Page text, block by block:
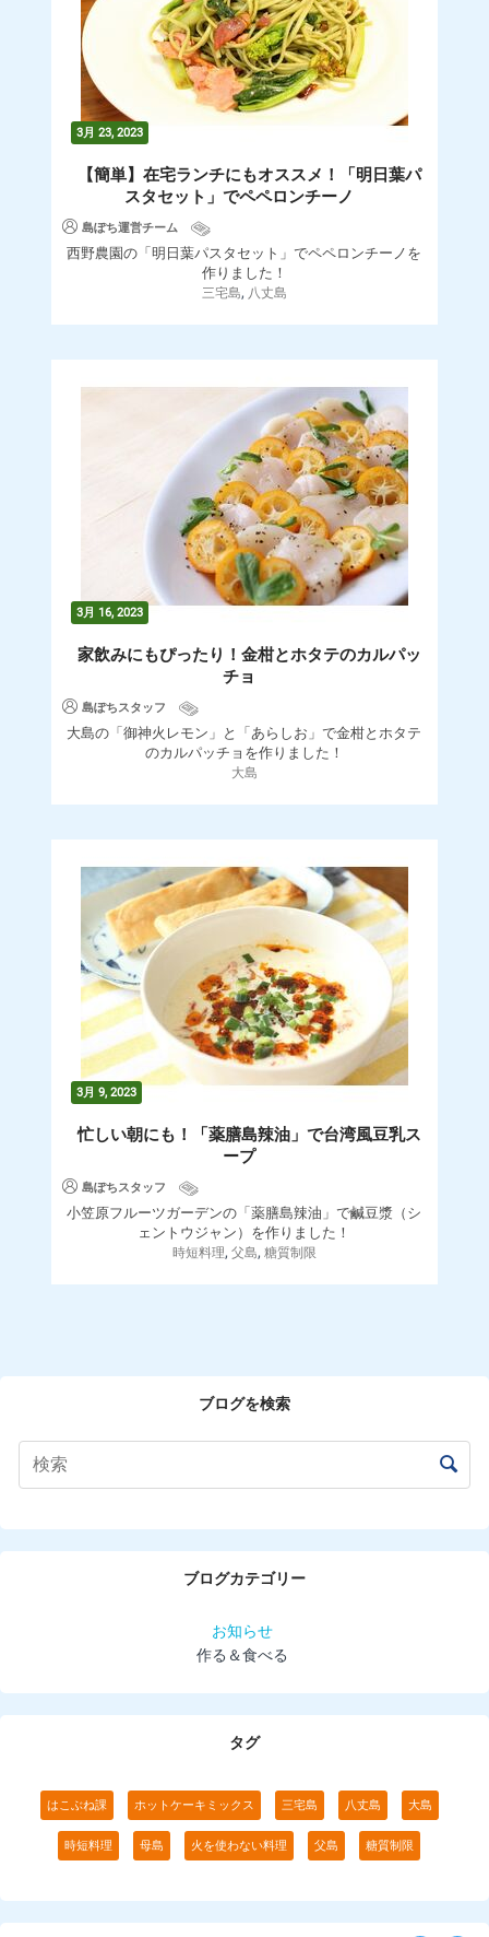
3月 23, 2023
【簡単】在宅ランチにもオススメ！「明日葉パ
スタセット」でペペロンチーノ
島ぽち運営チーム
西野農園の「明日葉パスタセット」でペペロンチーノを
作りました！
三宅島, 八丈島
3月 16, 2023
家飲みにもぴったり！金柑とホタテのカルパッ
チョ
島ぽちスタッフ
大島の「御神火レモン」と「あらしお」で金柑とホタテ
のカルパッチョを作りました！
大島
3月 9, 2023
忙しい朝にも！「薬膳島辣油」で台湾風豆乳ス
ープ
島ぽちスタッフ
小笠原フルーツガーデンの「薬膳島辣油」で鹹豆漿（シ
ェントウジャン）を作りました！
時短料理, 父島, 糖質制限
ブログを検索
ブログカテゴリー
お知らせ
作る＆食べる
タグ
はこぶね課 ホットケーキミックス 三宅島 八丈島 大島
時短料理 母島 火を使わない料理 父島 糖質制限